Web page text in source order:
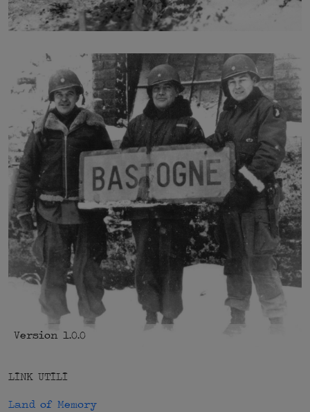
Version 1.0.0
LINK UTILI
Land of Memory